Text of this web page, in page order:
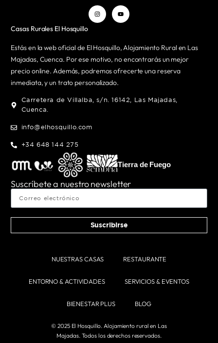
Casas Rurales El Hosquillo
Estás en la web oficial de El Hosquillo, Alojamiento Rural en Las
Majadas, Cuenca. Por ese motivo, no encontrarás un mejor
precio online. Además, podremos ofrecerte una reserva
inmediata, y un trato personalizado.
Carretera de Villalba, s/n. 16142, Las Majadas,
Cuenca.
info@elhosquillo.com
+34 648 144 275
Tierra de Fuego
Suscríbete a nuestro newsletter
Suscribirse
NUESTRAS CASAS RESTAURANTE
ENTORNO & ACTIVIDADES SERVICIOS & EVENTOS
BIENESTAR PLUS BLOG
© 2025 El Hosquillo. Alojamiento rural en Las
Majadas. Todos los derechos reservados.